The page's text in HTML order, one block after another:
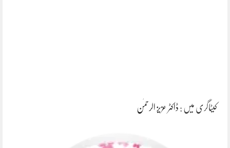
کیٹاگری میں : ڈاکٹر عزیز الرحمٰن